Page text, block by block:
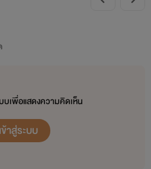
บเพื่อแสดงความคิดเห็น
เข้าสู่ระบบ